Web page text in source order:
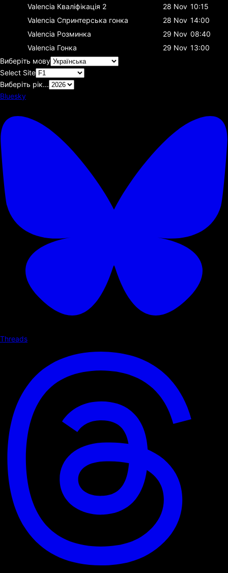
Valencia Кваліфікація 2 28 Nov 10:15
Valencia Спринтерська гонка 28 Nov 14:00
Valencia Розминка 29 Nov 08:40
Valencia Гонка 29 Nov 13:00
Виберіть мову
Select Site
Виберіть рік...
Bluesky
Threads